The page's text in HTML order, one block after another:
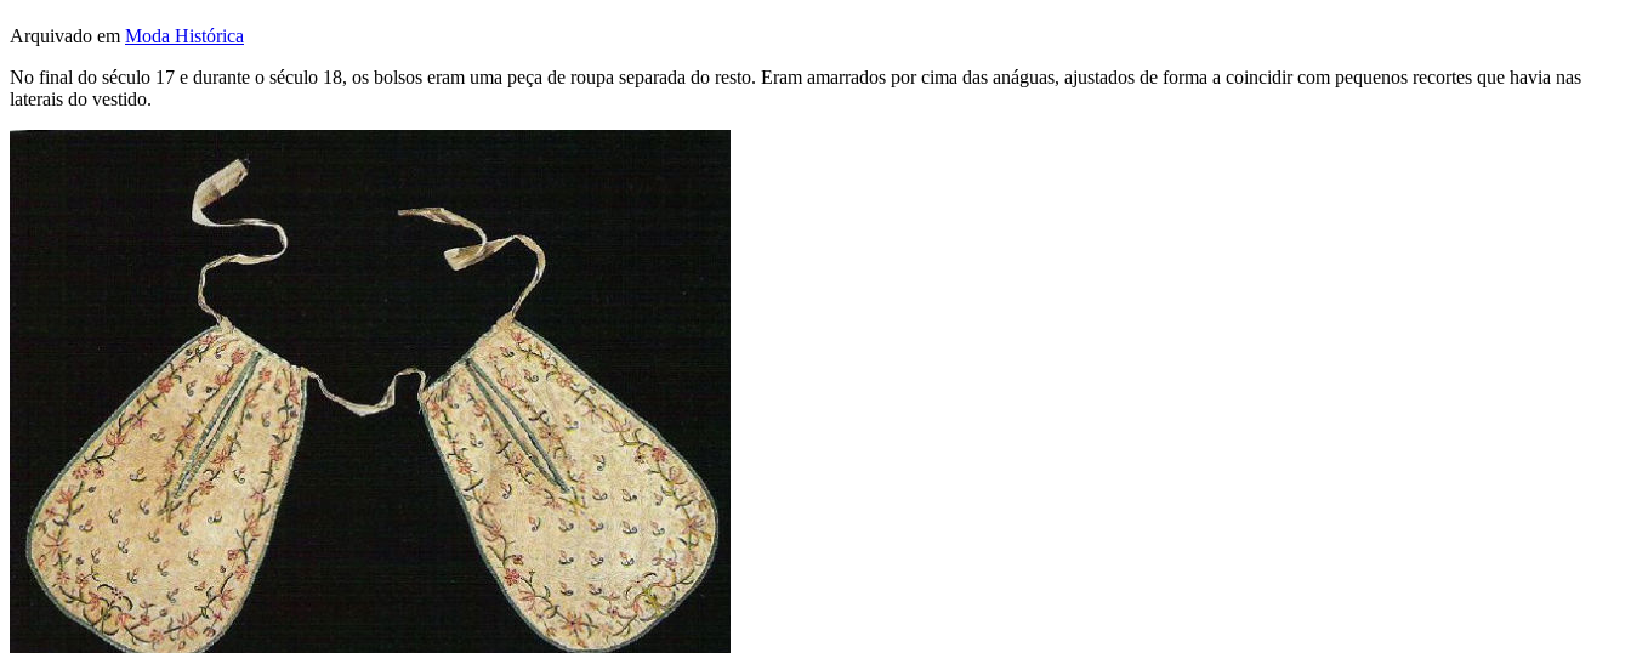
Arquivado em Moda Histórica
No final do século 17 e durante o século 18, os bolsos eram uma peça de roupa separada do resto. Eram amarrados por cima das anáguas, ajustados de forma a coincidir com pequenos recortes que havia nas
laterais do vestido.